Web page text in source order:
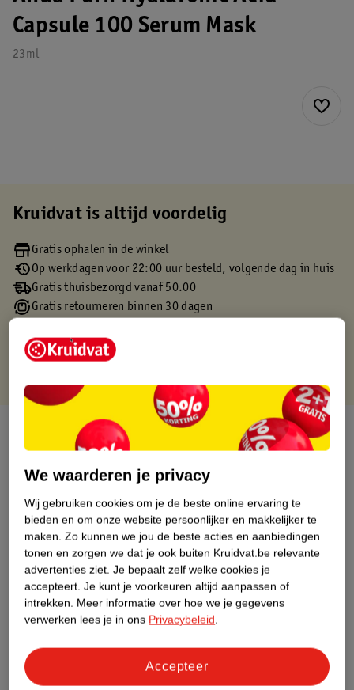
Capsule 100 Serum Mask
23ml
Kruidvat is altijd voordelig
Gratis ophalen in de winkel
Op werkdagen voor 22:00 uur besteld, volgende dag in huis
Gratis thuisbezorgd vanaf 50.00
Gratis retourneren binnen 30 dagen
Over dit product
Productinformatie
Etiketinformatie
Nature Impact Score
Dit product heeft (nog) geen Nature
Impact Score.
Meer informatie
Bestel & Bezorginformatie
We waarderen je privacy
Wij gebruiken cookies om je de beste online ervaring te
bieden en om onze website persoonlijker en makkelijker te
maken. Zo kunnen we jou de beste acties en aanbiedingen
tonen en zorgen we dat je ook buiten Kruidvat.be relevante
advertenties ziet. Je bepaalt zelf welke cookies je
accepteert. Je kunt je voorkeuren altijd aanpassen of
intrekken. Meer informatie over hoe we je gegevens
verwerken lees je in ons Privacybeleid.
Accepteer